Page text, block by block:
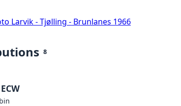
Larvik - Tjølling - Brunlanes 1966
8
bin